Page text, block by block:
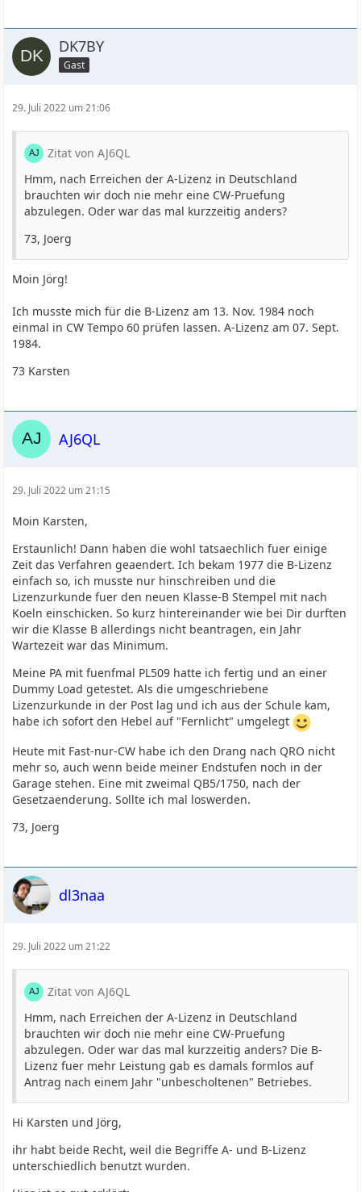
DK7BY
Gast
29. Juli 2022 um 21:06
Zitat von AJ6QL
Hmm, nach Erreichen der A-Lizenz in Deutschland
brauchten wir doch nie mehr eine CW-Pruefung
abzulegen. Oder war das mal kurzzeitig anders?
73, Joerg
Moin Jörg!
Ich musste mich für die B-Lizenz am 13. Nov. 1984 noch
einmal in CW Tempo 60 prüfen lassen. A-Lizenz am 07. Sept.
1984.
73 Karsten
AJ6QL
29. Juli 2022 um 21:15
Moin Karsten,
Erstaunlich! Dann haben die wohl tatsaechlich fuer einige
Zeit das Verfahren geaendert. Ich bekam 1977 die B-Lizenz
einfach so, ich musste nur hinschreiben und die
Lizenzurkunde fuer den neuen Klasse-B Stempel mit nach
Koeln einschicken. So kurz hintereinander wie bei Dir durften
wir die Klasse B allerdings nicht beantragen, ein Jahr
Wartezeit war das Minimum.
Meine PA mit fuenfmal PL509 hatte ich fertig und an einer
Dummy Load getestet. Als die umgeschriebene
Lizenzurkunde in der Post lag und ich aus der Schule kam,
habe ich sofort den Hebel auf "Fernlicht" umgelegt
Heute mit Fast-nur-CW habe ich den Drang nach QRO nicht
mehr so, auch wenn beide meiner Endstufen noch in der
Garage stehen. Eine mit zweimal QB5/1750, nach der
Gesetzaenderung. Sollte ich mal loswerden.
73, Joerg
dl3naa
29. Juli 2022 um 21:22
Zitat von AJ6QL
Hmm, nach Erreichen der A-Lizenz in Deutschland
brauchten wir doch nie mehr eine CW-Pruefung
abzulegen. Oder war das mal kurzzeitig anders? Die B-
Lizenz fuer mehr Leistung gab es damals formlos auf
Antrag nach einem Jahr "unbescholtenen" Betriebes.
Hi Karsten und Jörg,
ihr habt beide Recht, weil die Begriffe A- und B-Lizenz
unterschiedlich benutzt wurden.